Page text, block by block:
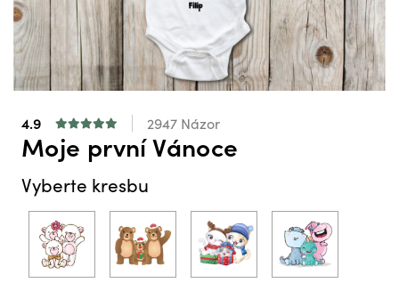
4.9 2947 Názor
Moje první Vánoce
Vyberte kresbu